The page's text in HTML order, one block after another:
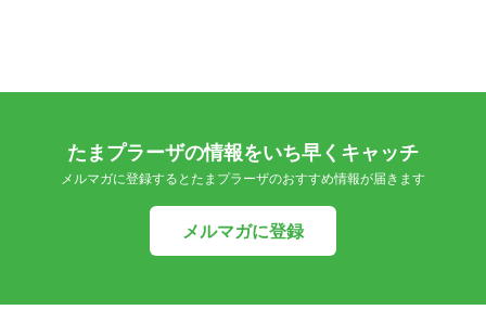
たまプラーザの情報をいち早くキャッチ
メルマガに登録するとたまプラーザのおすすめ情報が届きます
メルマガに登録